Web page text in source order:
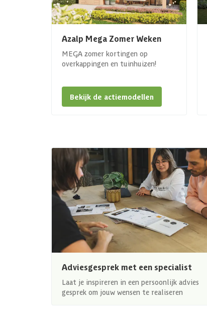
Azalp Mega Zomer Weken
MEGA zomer kortingen op
overkappingen en tuinhuizen!
Bekijk de actiemodellen
Adviesgesprek met een specialist
Laat je inspireren in een persoonlijk advies
gesprek om jouw wensen te realiseren